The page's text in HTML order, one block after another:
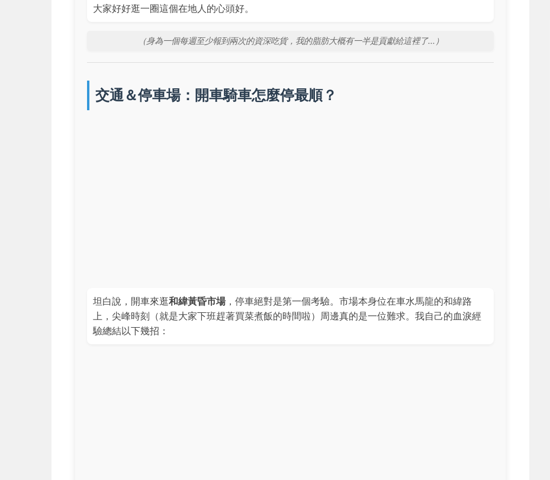
大家好好逛一圈這個在地人的心頭好。
（身為一個每週至少報到兩次的資深吃貨，我的脂肪大概有一半是貢獻給這裡了...）
交通＆停車場：開車騎車怎麼停最順？
坦白說，開車來逛和緯黃昏市場，停車絕對是第一個考驗。市場本身位在車水馬龍的和緯路
上，尖峰時刻（就是大家下班趕著買菜煮飯的時間啦）周邊真的是一位難求。我自己的血淚經
驗總結以下幾招：